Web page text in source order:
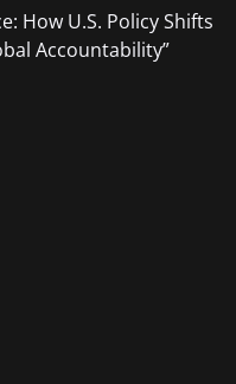
How U.S. Policy Shifts
Accountability”